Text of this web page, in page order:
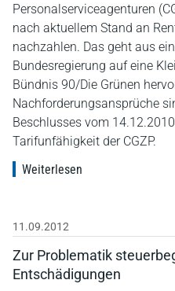
Personalserviceagenturen
nach aktuellem Stand an
nachzahlen. Das geht aus
Bundesregierung auf eine
Bündnis 90/Die Grünen
Nachforderungsansprüche
Beschlusses vom
Tarifunfähigkeit der CGZP.
Weiterlesen
11.09.2012
Zur Problematik
Entschädigungen